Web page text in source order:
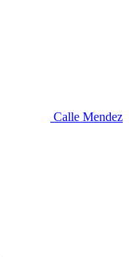
Calle Mendez